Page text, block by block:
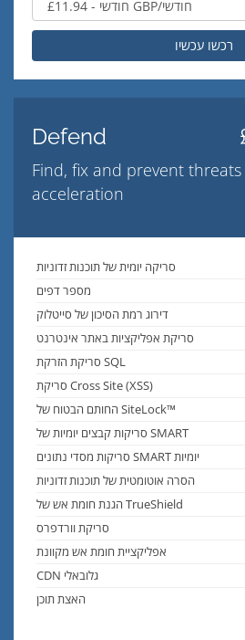
רכשו עכשיו
Defend
Find, fix and prevent
acceleration
סריקה יומית של תוכנות זדוניות
מספר דפים
דירוג רמת הסיכון של סייטלוק
סריקת אפליקציות באתר אינטרנט
סריקת הזרקת SQL
סריקת Cross Site (XSS)
החותם הבטוח של SiteLock™
סריקות קבצים יומיות של SMART
סריקות מסדי נתונים SMART יומיות
הסרה אוטומטית של תוכנות זדוניות
הגנת חומת אש של TrueShield
סריקת וורדפרס
אפליקציית חומת אש מקוונת
CDN גלובאלי
האצת תוכן